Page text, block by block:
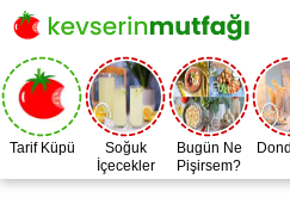
Tarif Küpü
Soğuk
İçecekler
Bugün Ne
Pişirsem?